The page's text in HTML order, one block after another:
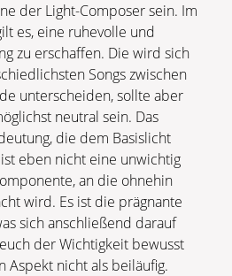
der Light-Composer sein. Im
es, eine ruhevolle und
zu erschaffen. Die wird sich
Songs zwischen
unterscheiden, sollte aber
neutral sein. Das
die dem Basislicht
eben nicht eine unwichtig
an die ohnehin
wird. Es ist die prägnante
sich anschließend darauf
der Wichtigkeit bewusst
Aspekt nicht als beiläufig.